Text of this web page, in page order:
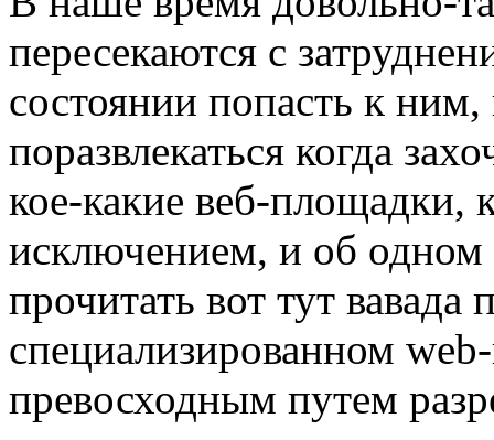
пересекаются с
состоянии попасть к ним,
поразвлекаться когда
кое-какие веб-площадки,
исключением, и об одном
прочитать вот тут вавада
специализированном
превосходным путем